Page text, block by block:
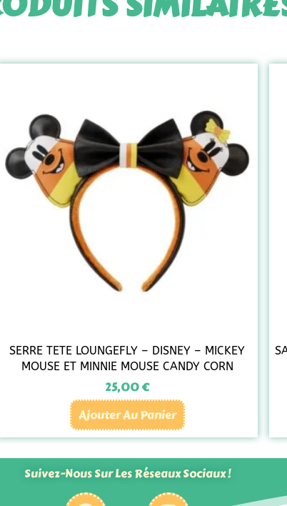
SERRE TETE LOUNGEFLY – DISNEY – MICKEY
MOUSE ET MINNIE MOUSE CANDY CORN
25,00€
Ajouter Au Panier
Suivez-Nous Sur Les Réseaux Sociaux !